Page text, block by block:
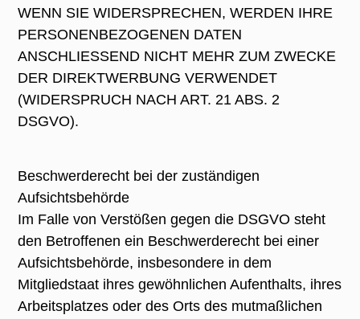
WENN SIE WIDERSPRECHEN, WERDEN IHRE
PERSONENBEZOGENEN DATEN
ANSCHLIESSEND NICHT MEHR ZUM ZWECKE
DER DIREKTWERBUNG VERWENDET
(WIDERSPRUCH NACH ART. 21 ABS. 2
DSGVO).
Beschwerderecht bei der zuständigen
Aufsichtsbehörde
Im Falle von Verstößen gegen die DSGVO steht
den Betroffenen ein Beschwerderecht bei einer
Aufsichtsbehörde, insbesondere in dem
Mitgliedstaat ihres gewöhnlichen Aufenthalts, ihres
Arbeitsplatzes oder des Orts des mutmaßlichen